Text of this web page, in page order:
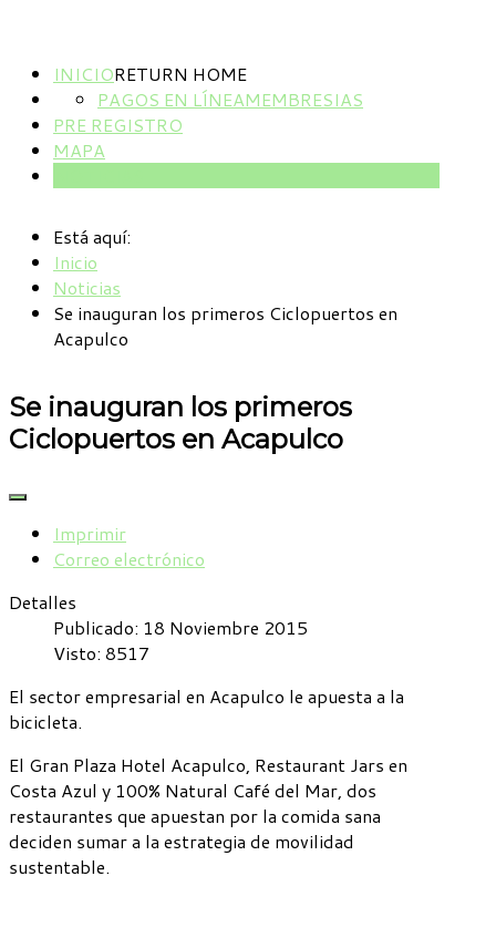
INICIORETURN HOME
MEMBRESIAS
PAGOS EN LÍNEA
PRE REGISTRO
MAPA
Está aquí:
Inicio
Noticias
Se inauguran los primeros Ciclopuertos en
Acapulco
Se inauguran los primeros
Ciclopuertos en Acapulco
Imprimir
Correo electrónico
Detalles
Publicado: 18 Noviembre 2015
Visto: 8517
El sector empresarial en Acapulco le apuesta a la
bicicleta.
El Gran Plaza Hotel Acapulco, Restaurant Jars en
Costa Azul y 100% Natural Café del Mar, dos
restaurantes que apuestan por la comida sana
deciden sumar a la estrategia de movilidad
sustentable.